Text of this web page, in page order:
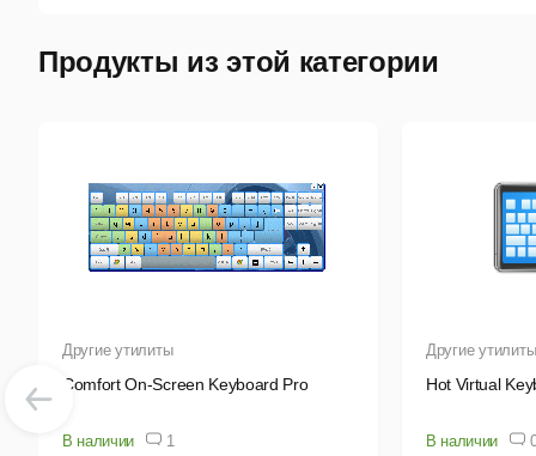
Продукты из этой категории
Другие утилиты
Comfort On-Screen Keyboard Pro
В наличии 1
Другие утилиты
Hot Virtual
В наличии